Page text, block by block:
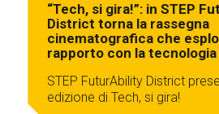
“Tech, si gira!”: in STEP
District torna la rassegna
cinematografica che
rapporto con la
STEP FuturAbility District
edizione di Tech, si gira!